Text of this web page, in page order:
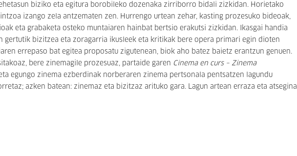
biziko eta egitura borobileko dozenaka zirriborro bidali zizkidan. Horietako
izango zela antzematen zen. Hurrengo urtean zehar, kasting prozesuko bideoak,
eta grabaketa osteko muntaiaren hainbat bertsio erakutsi zizkidan. Ikasgai handia
gertutik bizitzea eta zoragarria ikusleek eta kritikak bere opera primari egin dioten
errepaso bat egitea proposatu zigutenean, biok aho batez baietz erantzun genuen.
bere zinemagile prozesuaz, partaide garen Cinema en curs – Zinema
egungo zinema ezberdinak norberaren zinema pertsonala pentsatzen lagundu
azken batean: zinemaz eta bizitzaz arituko gara. Lagun artean erraza eta atsegina